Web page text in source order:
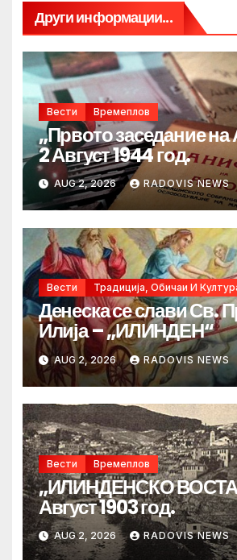
Други информации...
Вести Времеплов
„Првото заседание
2 Август 1944 год.
AUG 2, 2026 RADOVIS NEWS
Вести Традиција, Обичаи И
Денеска се слави Св.
Илија – „ИЛИНДЕН“
AUG 2, 2026 RADOVIS NEWS
Вести Времеплов
„ИЛИНДЕНСКО
Август 1903 год.
AUG 2, 2026 RADOVIS NEWS